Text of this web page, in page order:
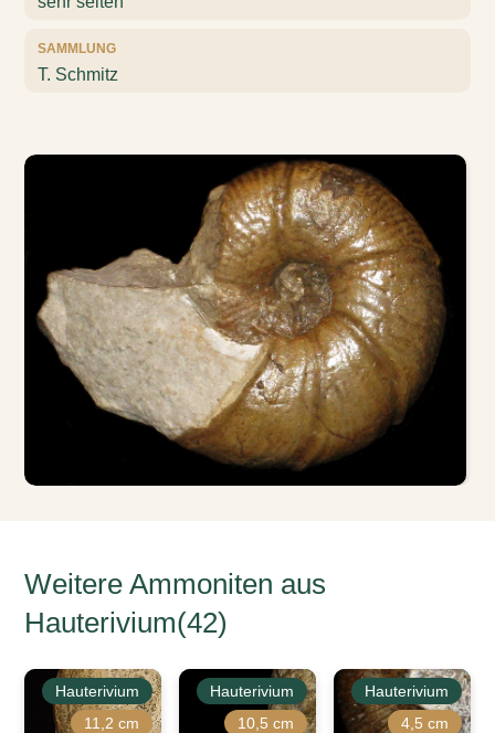
SAMMLUNG
T. Schmitz
Weitere Ammoniten aus
Hauterivium(42)
Hauterivium
11,2 cm
Hauterivium
10,5 cm
Hauterivium
4,5 cm